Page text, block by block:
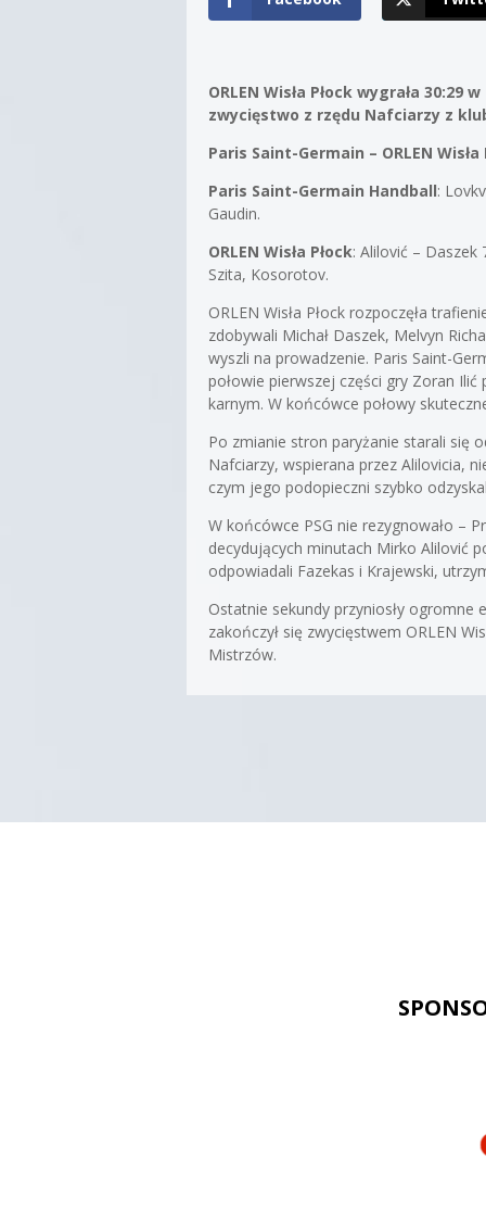
ORLEN Wisła Płock wygrała
zwycięstwo z rzędu Nafciarzy z
Paris Saint-Germain – ORLEN Wisła
Paris Saint-Germain Handball:
Gaudin.
ORLEN Wisła Płock: Alilović – Daszek
Szita, Kosorotov.
ORLEN Wisła Płock rozpoczęła
zdobywali Michał Daszek, Melvyn
wyszli na prowadzenie. Paris Saint-
połowie pierwszej części gry Zoran
karnym. W końcówce połowy
Po zmianie stron paryżanie starali się
Nafciarzy, wspierana przez Alilovicia,
czym jego podopieczni szybko
W końcówce PSG nie rezygnowało –
decydujących minutach Mirko Alilović
odpowiadali Fazekas i Krajewski,
Ostatnie sekundy przyniosły ogromne
zakończył się zwycięstwem ORLEN
Mistrzów.